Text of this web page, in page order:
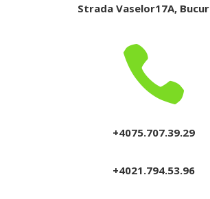
Strada Vaselor17A,

+4075.707.39.29
+4021.794.53.96